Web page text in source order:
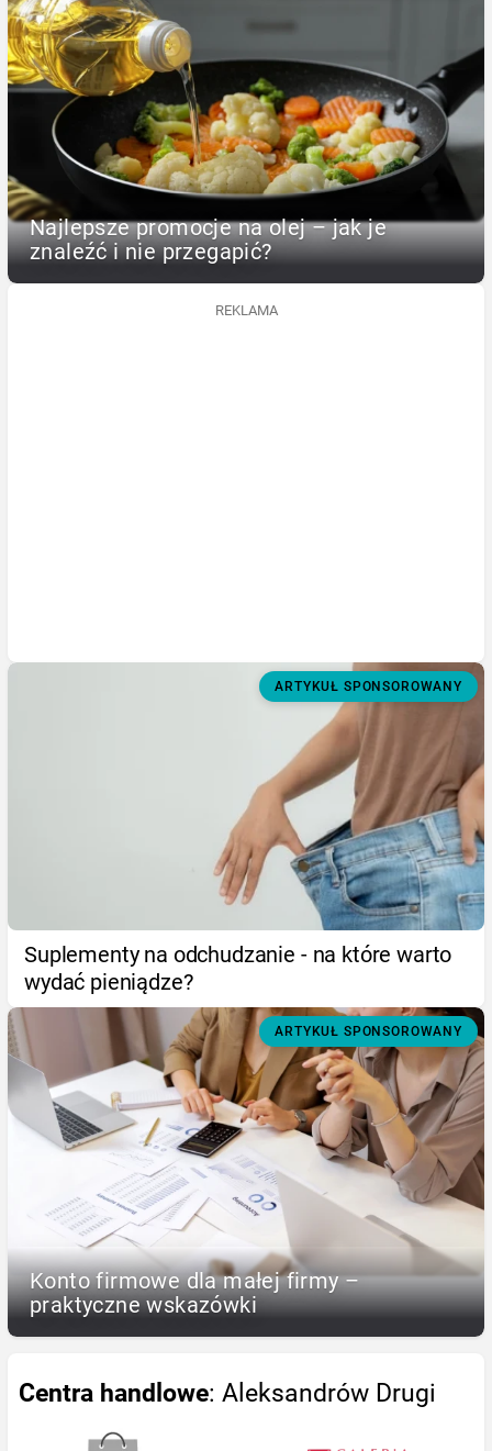
Najlepsze promocje na olej – jak je
znaleźć i nie przegapić?
REKLAMA
ARTYKUŁ SPONSOROWANY
Suplementy na odchudzanie - na które warto
wydać pieniądze?
ARTYKUŁ SPONSOROWANY
Konto firmowe dla małej firmy –
praktyczne wskazówki
Centra handlowe: Aleksandrów Drugi